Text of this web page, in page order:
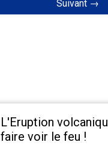
Suivant →
L'Eruption
faire voir le feu !